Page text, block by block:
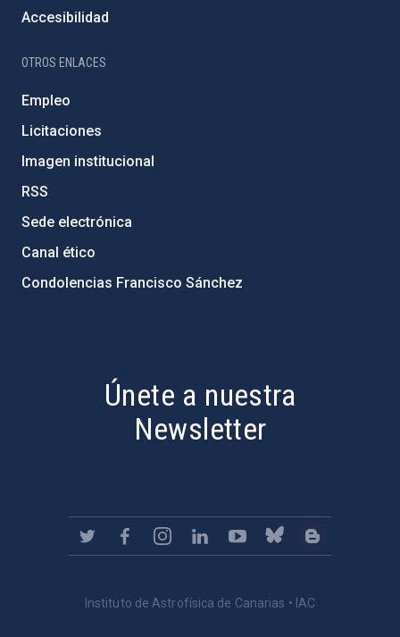
Accesibilidad
OTROS ENLACES
Empleo
Licitaciones
Imagen institucional
RSS
Sede electrónica
Canal ético
Condolencias Francisco Sánchez
Únete a nuestra
Newsletter
Instituto de Astrofísica de Canarias • IAC